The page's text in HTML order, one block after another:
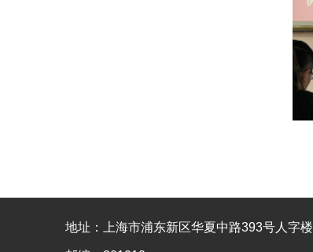
地址：上海市浦东新区华夏中路393号人字楼